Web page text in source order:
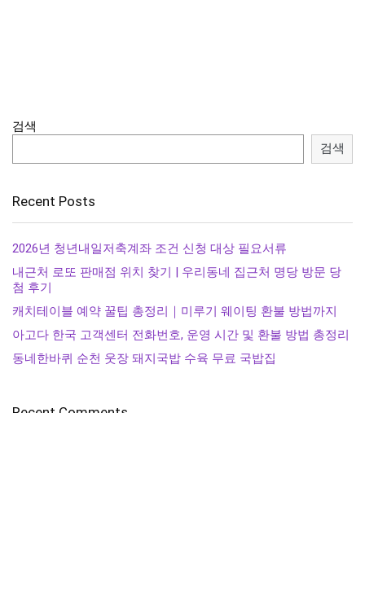
검색
검색
Recent Posts
2026년 청년내일저축계좌 조건 신청 대상 필요서류
내근처 로또 판매점 위치 찾기 | 우리동네 집근처 명당 방문 당
첨 후기
캐치테이블 예약 꿀팁 총정리｜미루기 웨이팅 환불 방법까지
아고다 한국 고객센터 전화번호, 운영 시간 및 환불 방법 총정리
동네한바퀴 순천 웃장 돼지국밥 수육 무료 국밥집
Recent Comments